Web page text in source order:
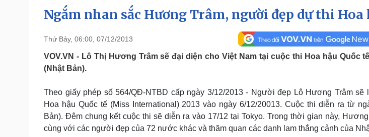
Quốc hội
Nhận diện sự thật
Dấu ấn VOV
Pháp luật
Vụ án
Tư vấn luật
Quân sự - Quốc phòng
Phân tích
Thể thao
Thế giới thể thao
eSports
Ô tô -
Tư vấn
Sức khỏe
Đời sống
Văn hóa
Giải trí
Ngắm nhan sắc Hương Trâm, người đẹp dự thi Hoa
Thứ Bảy, 06:00, 07/12/2013
VOV.VN - Lô Thị Hương Trâm sẽ đại diện cho Việt Nam tại cuộc thi Hoa hậu Quốc
(Nhật Bản).
Theo giấy phép số 564/QĐ-NTBD cấp ngày 3/12/2013 - Người đẹp Lô Hương Trâm sẽ
Hoa hậu Quốc tế (Miss International) 2013 vào ngày 6/12/20013. Cuộc thi diễn ra từ
Bản). Đêm chung kết cuộc thi sẽ diễn ra vào 17/12 tại Tokyo. Trong thời gian này,
cùng với các người đẹp của 72 nước khác và thăm quan các danh lam thắng cảnh của